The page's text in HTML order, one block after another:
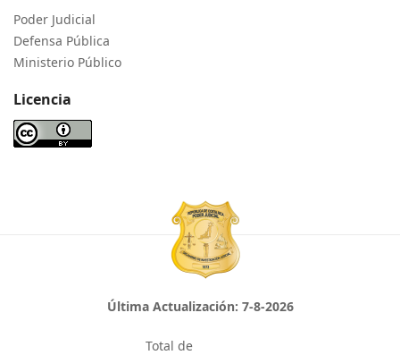
Poder Judicial
Defensa Pública
Ministerio Público
Licencia
Última Actualización: 7-8-2026
Total de